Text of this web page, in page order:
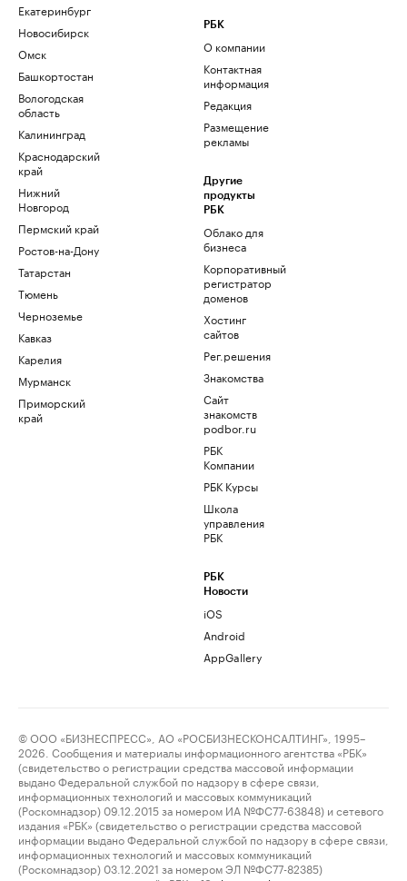
Екатеринбург
Новосибирск
Омск
Башкортостан
Вологодская
область
Калининград
Краснодарский
край
Нижний
Новгород
Пермский край
Ростов-на-Дону
Татарстан
Тюмень
Черноземье
Кавказ
Карелия
Мурманск
Приморский
край
РБК
О компании
Контактная
информация
Редакция
Размещение
рекламы
Другие
продукты
РБК
Облако для
бизнеса
Корпоративный
регистратор
доменов
Хостинг
сайтов
Рег.решения
Знакомства
Сайт
знакомств
podbor.ru
РБК
Компании
РБК Курсы
Школа
управления
РБК
РБК
Новости
iOS
Android
AppGallery
© ООО «БИЗНЕСПРЕСС», АО «РОСБИЗНЕСКОНСАЛТИНГ», 1995–
2026. Сообщения и материалы информационного агентства «РБК»
(свидетельство о регистрации средства массовой информации
выдано Федеральной службой по надзору в сфере связи,
информационных технологий и массовых коммуникаций
(Роскомнадзор) 09.12.2015 за номером ИА №ФС77-63848) и сетевого
издания «РБК» (свидетельство о регистрации средства массовой
информации выдано Федеральной службой по надзору в сфере связи,
информационных технологий и массовых коммуникаций
(Роскомнадзор) 03.12.2021 за номером ЭЛ №ФС77-82385)